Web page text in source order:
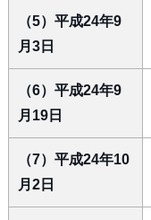
（5）平成24年9
月3日
（6）平成24年9
月19日
（7）平成24年10
月2日